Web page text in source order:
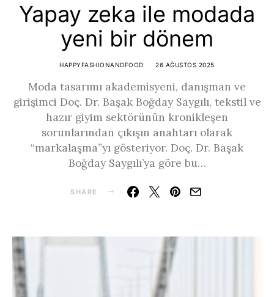
Yapay zeka ile modada
yeni bir dönem
HAPPYFASHIONANDFOOD 26 AĞUSTOS 2025
Moda tasarımı akademisyeni, danışman ve
girişimci Doç. Dr. Başak Boğday Saygılı, tekstil ve
hazır giyim sektörünün kronikleşen
sorunlarından çıkışın anahtarı olarak
“markalaşma”yı gösteriyor. Doç. Dr. Başak
Boğday Saygılı’ya göre bu…
SHARE